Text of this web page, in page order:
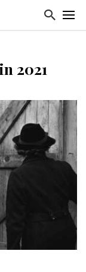
2021